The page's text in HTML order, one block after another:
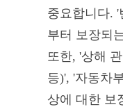
중요합니다. '
부터 보장되
또한, '상해
등)', '자동차
상에 대한 보